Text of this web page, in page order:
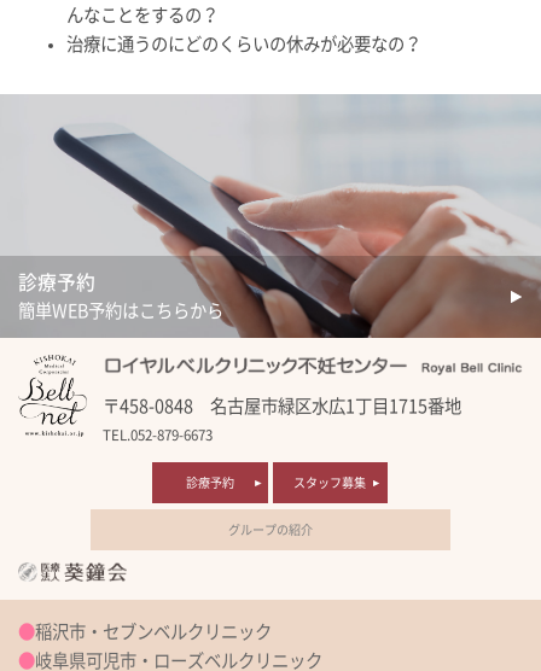
んなことをするの？
治療に通うのにどのくらいの休みが必要なの？
診療予約
簡単WEB予約はこちらから
〒458-0848 名古屋市緑区水広1丁目1715番地
TEL.052-879-6673
診療予約 スタッフ募集
グループの紹介
●稲沢市・セブンベルクリニック
●岐阜県可児市・ローズベルクリニック